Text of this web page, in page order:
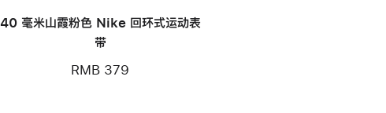
40 毫米山霞粉色 Nike 回环式运动表
带
RMB 379